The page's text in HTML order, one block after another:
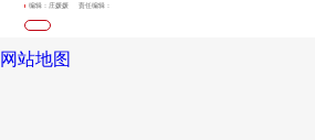
编辑：庄媛媛 责任编辑：
网站地图